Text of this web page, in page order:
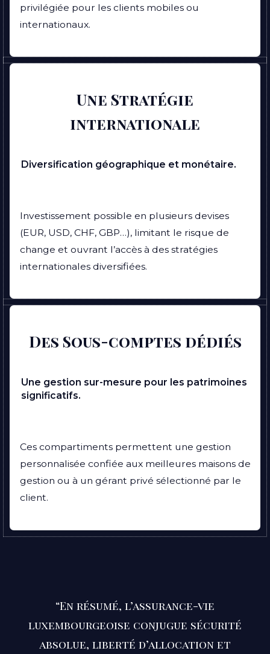
privilégiée pour les clients mobiles ou
internationaux.
Une Stratégie
internationale
Diversification géographique et monétaire.
Investissement possible en plusieurs devises
(EUR, USD, CHF, GBP…), limitant le risque de
change et ouvrant l’accès à des stratégies
internationales diversifiées.
Des Sous-comptes dédiés
Une gestion sur-mesure pour les patrimoines
significatifs.
Ces compartiments permettent une gestion
personnalisée confiée aux meilleures maisons de
gestion ou à un gérant privé sélectionné par le
client.
“En résumé, l’assurance-vie
luxembourgeoise conjugue sécurité
absolue, liberté d’allocation et